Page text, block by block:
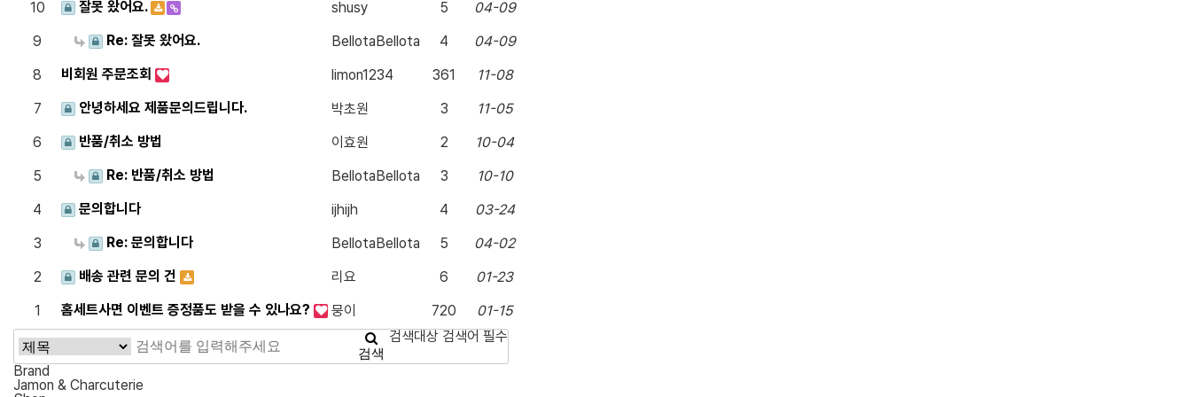
10
잘못 왔어요. shusy 5
04-09
9
Re: 잘못 왔어요. BellotaBellota 4
04-09
8
비회원 주문조회 limon1234 361
11-08
7
안녕하세요 제품문의드립니다. 박초원 3
11-05
6
반품/취소 방법 이효원 2
10-04
5
Re: 반품/취소 방법 BellotaBellota 3
10-10
4
문의합니다 ijhijh 4
03-24
3
Re: 문의합니다 BellotaBellota 5
04-02
2
배송 관련 문의 건 리요 6
01-23
1
홈세트사면 이벤트 증정품도 받을 수 있나요? 뭉이 720
01-15
검색대상 검색어 필수
검색
Brand
Jamon & Charcuterie